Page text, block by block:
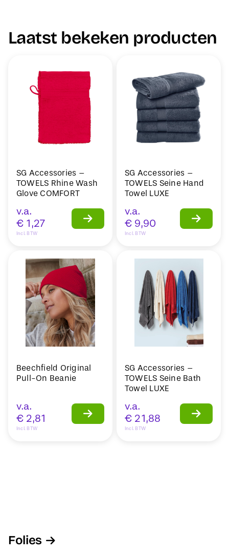
Laatst bekeken producten
SG Accessories –
TOWELS Rhine Wash
Glove COMFORT
v.a.
€ 1,27
Incl. BTW
SG Accessories –
TOWELS Seine Hand
Towel LUXE
v.a.
€ 9,90
Incl. BTW
Beechfield Original
Pull-On Beanie
v.a.
€ 2,81
Incl. BTW
SG Accessories –
TOWELS Seine Bath
Towel LUXE
v.a.
€ 21,88
Incl. BTW
Folies